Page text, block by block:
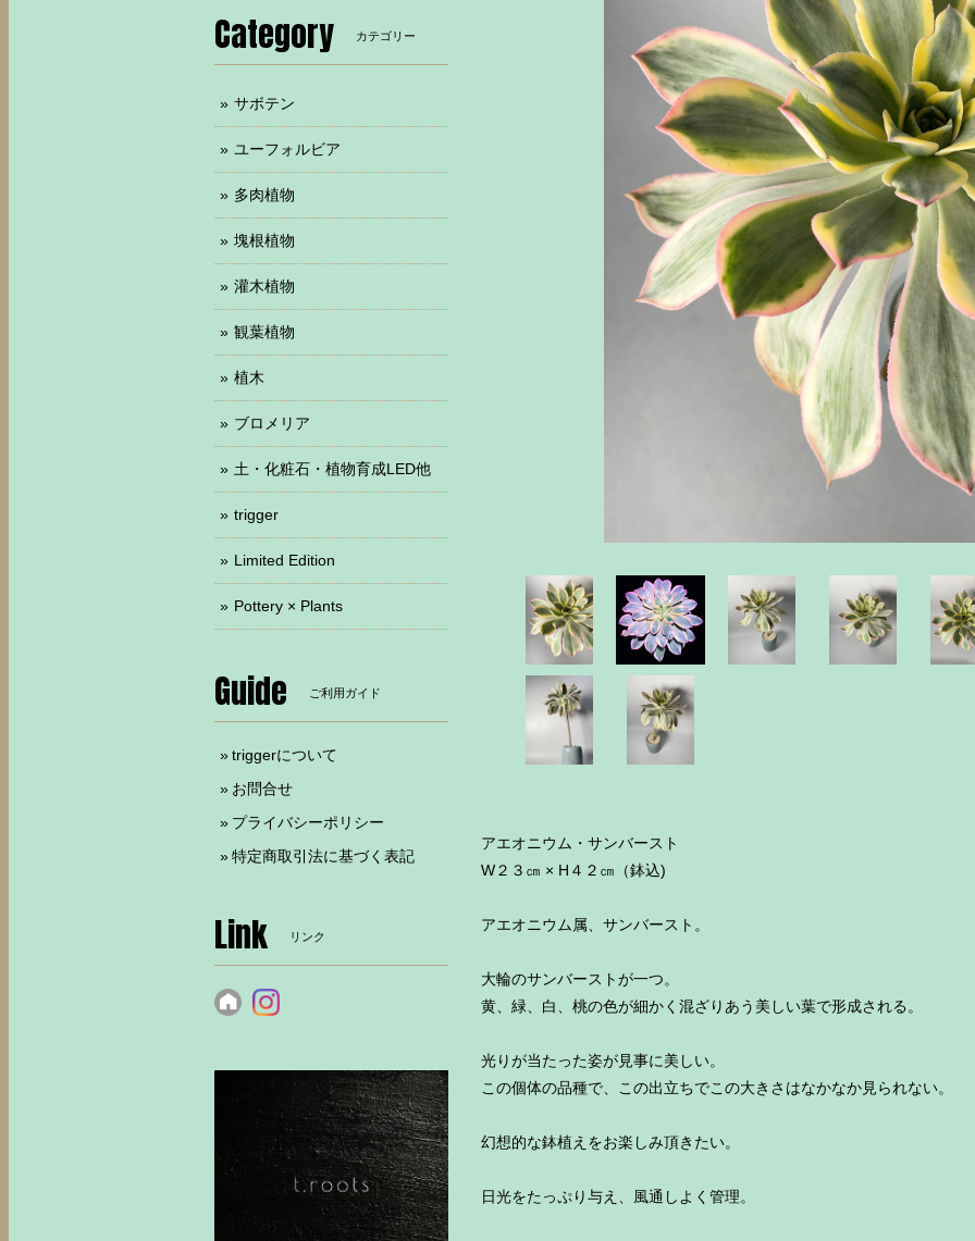
アエオニウム・サンバースト
W２３㎝ × H４２㎝（鉢込)
アエオニウム属、サンバースト。
大輪のサンバーストが一つ。
黄、緑、白、桃の色が細かく混ざりあう美しい葉で形成される。
光りが当たった姿が見事に美しい。
この個体の品種で、この出立ちでこの大きさはなかなか見られない。
幻想的な鉢植えをお楽しみ頂きたい。
日光をたっぷり与え、風通しよく管理。
Category カテゴリー
サボテン
ユーフォルビア
多肉植物
塊根植物
灌木植物
観葉植物
植木
ブロメリア
土・化粧石・植物育成LED他
trigger
Limited Edition
Pottery × Plants
Guide ご利用ガイド
triggerについて
お問合せ
プライバシーポリシー
特定商取引法に基づく表記
Link リンク